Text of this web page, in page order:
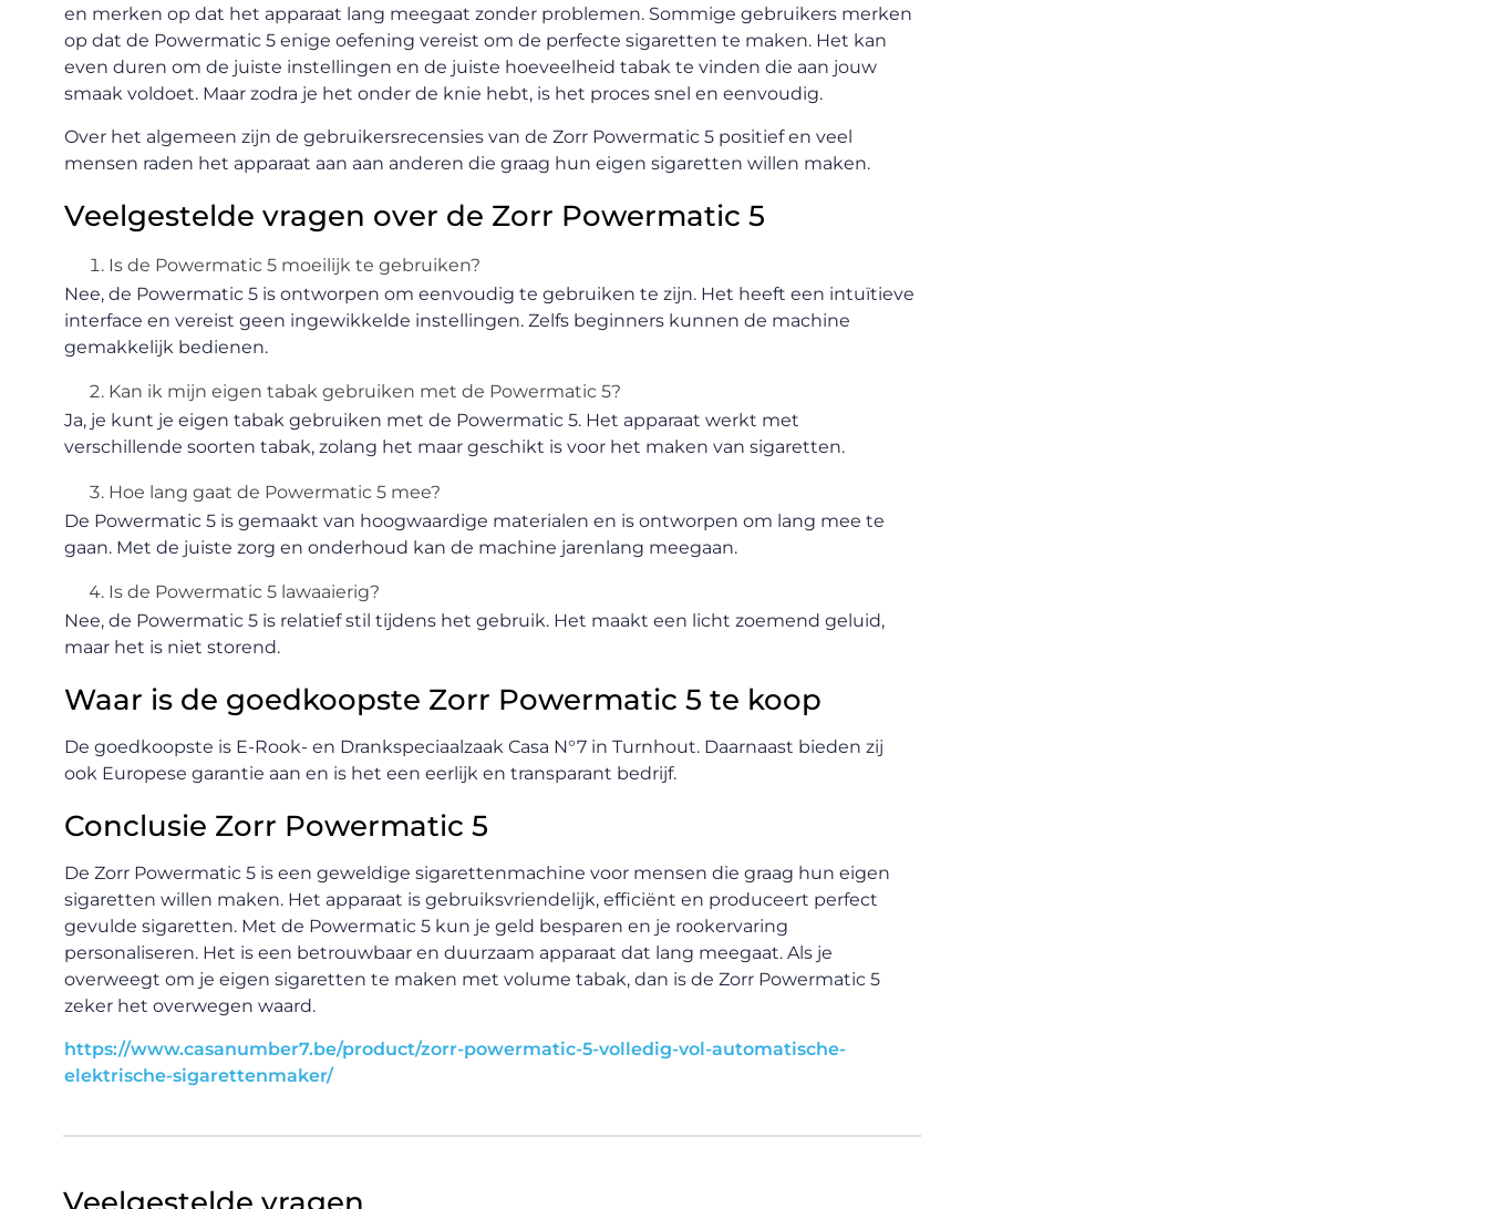
en merken op dat het apparaat lang meegaat zonder problemen. Sommige gebruikers merken
op dat de Powermatic 5 enige oefening vereist om de perfecte sigaretten te maken. Het kan
even duren om de juiste instellingen en de juiste hoeveelheid tabak te vinden die aan jouw
smaak voldoet. Maar zodra je het onder de knie hebt, is het proces snel en eenvoudig.
Over het algemeen zijn de gebruikersrecensies van de Zorr Powermatic 5 positief en veel
mensen raden het apparaat aan aan anderen die graag hun eigen sigaretten willen maken.
Veelgestelde vragen over de Zorr Powermatic 5
Is de Powermatic 5 moeilijk te gebruiken?
Nee, de Powermatic 5 is ontworpen om eenvoudig te gebruiken te zijn. Het heeft een intuïtieve
interface en vereist geen ingewikkelde instellingen. Zelfs beginners kunnen de machine
gemakkelijk bedienen.
Kan ik mijn eigen tabak gebruiken met de Powermatic 5?
Ja, je kunt je eigen tabak gebruiken met de Powermatic 5. Het apparaat werkt met
verschillende soorten tabak, zolang het maar geschikt is voor het maken van sigaretten.
Hoe lang gaat de Powermatic 5 mee?
De Powermatic 5 is gemaakt van hoogwaardige materialen en is ontworpen om lang mee te
gaan. Met de juiste zorg en onderhoud kan de machine jarenlang meegaan.
Is de Powermatic 5 lawaaierig?
Nee, de Powermatic 5 is relatief stil tijdens het gebruik. Het maakt een licht zoemend geluid,
maar het is niet storend.
Waar is de goedkoopste Zorr Powermatic 5 te koop
De goedkoopste is E-Rook- en Drankspeciaalzaak Casa N°7 in Turnhout. Daarnaast bieden zij
ook Europese garantie aan en is het een eerlijk en transparant bedrijf.
Conclusie Zorr Powermatic 5
De Zorr Powermatic 5 is een geweldige sigarettenmachine voor mensen die graag hun eigen
sigaretten willen maken. Het apparaat is gebruiksvriendelijk, efficiënt en produceert perfect
gevulde sigaretten. Met de Powermatic 5 kun je geld besparen en je rookervaring
personaliseren. Het is een betrouwbaar en duurzaam apparaat dat lang meegaat. Als je
overweegt om je eigen sigaretten te maken met volume tabak, dan is de Zorr Powermatic 5
zeker het overwegen waard.
https://www.casanumber7.be/product/zorr-powermatic-5-volledig-vol-automatische-
elektrische-sigarettenmaker/